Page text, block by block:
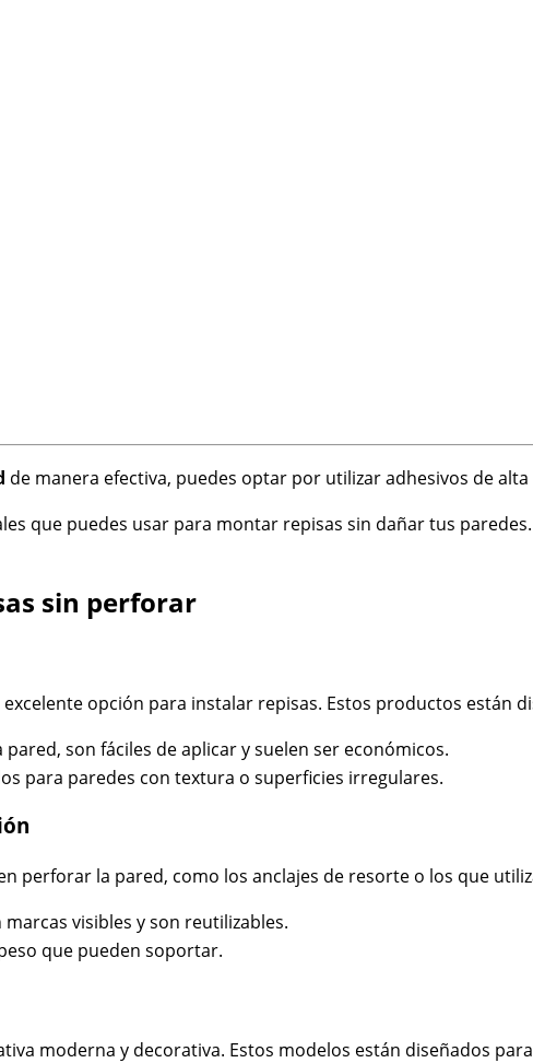
de manera efectiva, puedes optar por utilizar adhesivos de
que puedes usar para montar repisas sin dañar tus
sin perforar
opción para instalar repisas. Estos productos están
son fáciles de aplicar y suelen ser económicos.
para paredes con textura o superficies irregulares.
perforar la pared, como los anclajes de resorte o los que
visibles y son reutilizables.
que pueden soportar.
moderna y decorativa. Estos modelos están diseñados